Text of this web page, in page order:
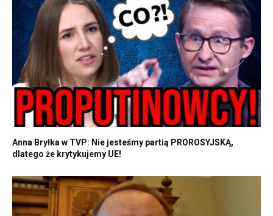
Anna Bryłka w TVP: Nie jesteśmy partią PROROSYJSKĄ,
dlatego że krytykujemy UE!